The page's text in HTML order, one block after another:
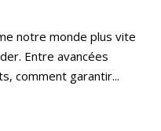
notre monde plus vite
Entre avancées
comment garantir...